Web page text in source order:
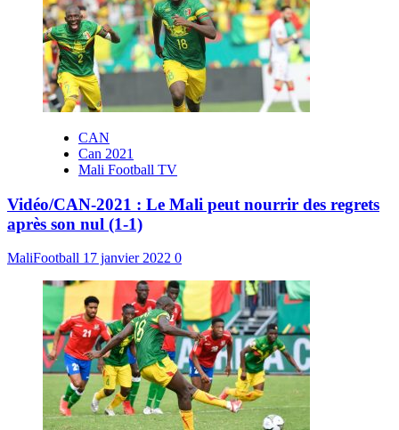
CAN
Can 2021
Mali Football TV
Vidéo/CAN-2021 : Le Mali peut nourrir des regrets
après son nul (1-1)
MaliFootball 17 janvier 2022 0